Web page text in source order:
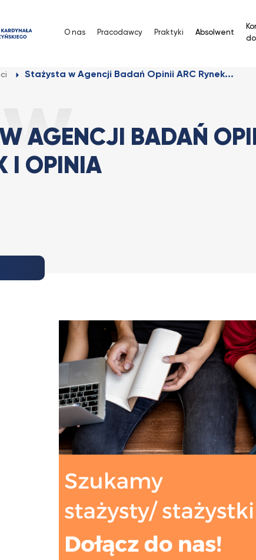
O nas Pracodawcy Praktyki Absolwent
Stażysta w Agencji Badań Opinii ARC Rynek...
AGENCJI BADAŃ
I OPINIA